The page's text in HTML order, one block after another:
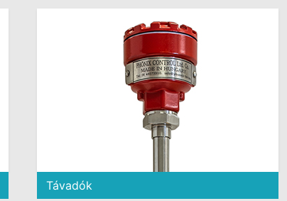
Távadók